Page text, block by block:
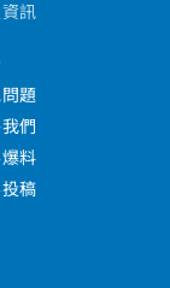
訊
題
們
料
稿